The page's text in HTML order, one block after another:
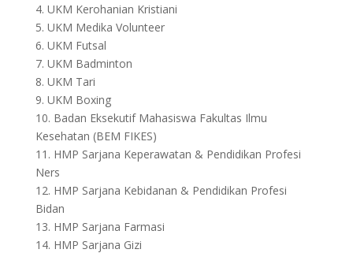
4. UKM Kerohanian Kristiani
5. UKM Medika Volunteer
6. UKM Futsal
7. UKM Badminton
8. UKM Tari
9. UKM Boxing
10. Badan Eksekutif Mahasiswa Fakultas Ilmu
Kesehatan (BEM FIKES)
11. HMP Sarjana Keperawatan & Pendidikan Profesi
Ners
12. HMP Sarjana Kebidanan & Pendidikan Profesi
Bidan
13. HMP Sarjana Farmasi
14. HMP Sarjana Gizi